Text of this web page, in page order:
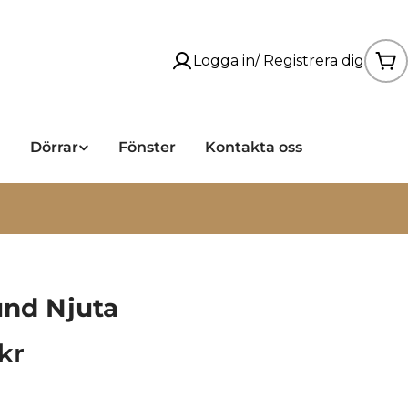
Logga in/ Registrera dig
Dörrar Fönster Kontakta oss
Njuta